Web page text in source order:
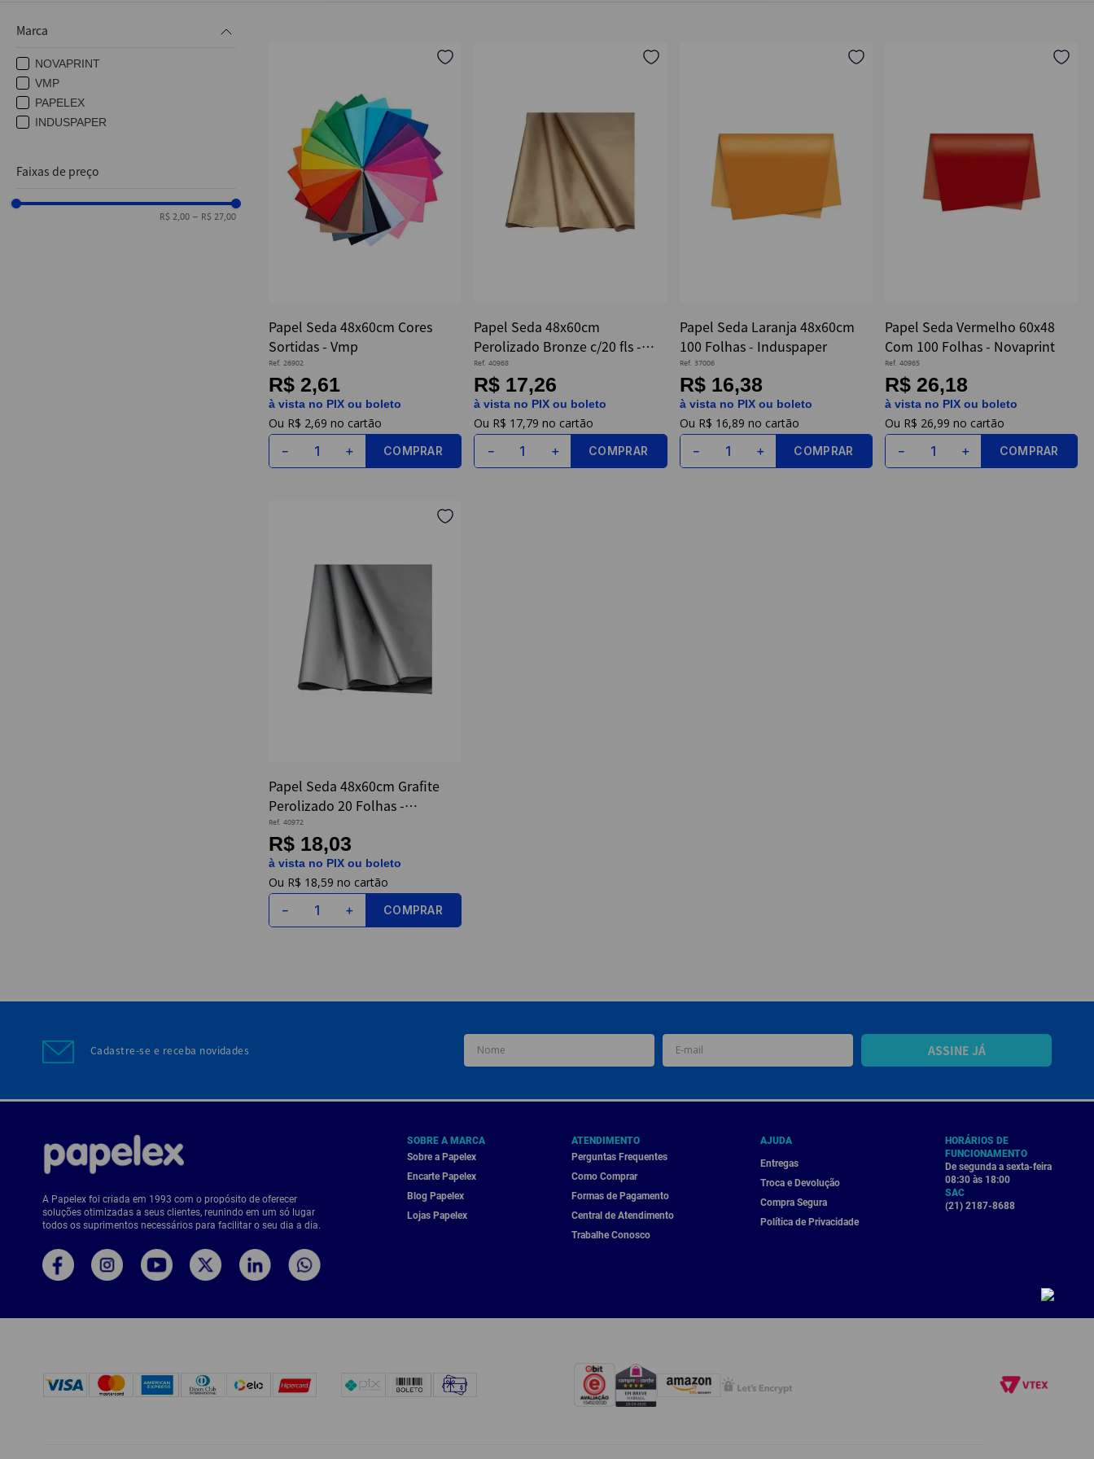
Marca
NOVAPRINT
VMP
PAPELEX
INDUSPAPER
Faixas de preço
R$ 2,00 – R$ 27,00
Papel Seda 48x60cm Cores
Sortidas - Vmp
Ref. 26902
R$ 2,61
à vista no PIX ou boleto
R$ 2,69
＋
－ COMPRAR
Papel Seda 48x60cm
Perolizado Bronze c/20 fls -
Nova Print
Ref. 40968
R$ 17,26
à vista no PIX ou boleto
R$ 17,79
＋
－ COMPRAR
Papel Seda Laranja 48x60cm
100 Folhas - Induspaper
Ref. 37006
R$ 16,38
à vista no PIX ou boleto
R$ 16,89
＋
－ COMPRAR
Papel Seda Vermelho 60x48
Com 100 Folhas - Novaprint
Ref. 40965
R$ 26,18
à vista no PIX ou boleto
R$ 26,99
＋
－ COMPRAR
Papel Seda 48x60cm Grafite
Perolizado 20 Folhas -
Novaprint
Ref. 40972
R$ 18,03
à vista no PIX ou boleto
R$ 18,59
＋
－ COMPRAR
Cadastre-se e receba novidades ASSINE JÁ
A Papelex foi criada em 1993 com o propósito de oferecer
soluções otimizadas a seus clientes, reunindo em um só lugar
todos os suprimentos necessários para facilitar o seu dia a dia.
SOBRE A MARCA
Sobre a Papelex
Encarte Papelex
Blog Papelex
Lojas Papelex
ATENDIMENTO
Perguntas Frequentes
Como Comprar
Formas de Pagamento
Central de Atendimento
Trabalhe Conosco
AJUDA
Entregas
Troca e Devolução
Compra Segura
Política de Privacidade
HORÁRIOS DE
FUNCIONAMENTO
De segunda a sexta-feira
08:30 às 18:00
SAC
(21) 2187-8688